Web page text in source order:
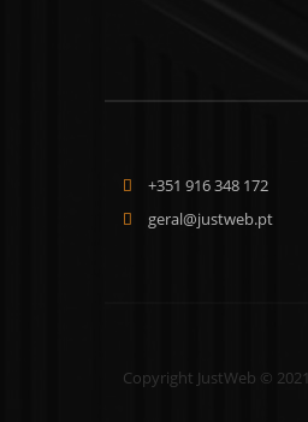
+351 916 348 172
geral@justweb.pt
Copyright JustWeb © 2021